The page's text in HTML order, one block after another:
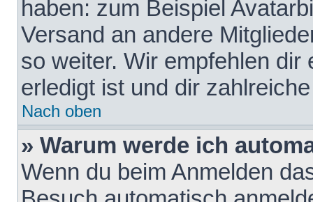
haben: zum Beispiel
Versand an andere
so weiter. Wir empfehlen
erledigt ist und dir
Nach oben
» Warum werde ich
Wenn du beim Anmelden